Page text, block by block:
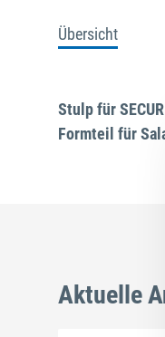
Übersicht
Stulp für
Formteil für
Aktuelle